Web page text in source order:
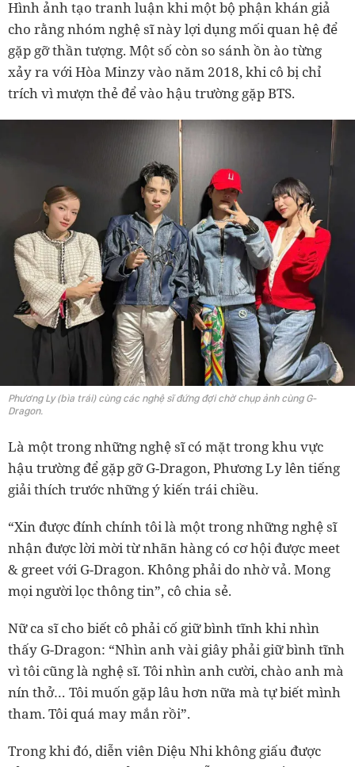
Hình ảnh tạo tranh luận khi một bộ phận khán giả
cho rằng nhóm nghệ sĩ này lợi dụng mối quan hệ để
gặp gỡ thần tượng. Một số còn so sánh ồn ào từng
xảy ra với Hòa Minzy vào năm 2018, khi cô bị chỉ
trích vì mượn thẻ để vào hậu trường gặp BTS.
Phương Ly (bìa trái) cùng các nghệ sĩ đứng đợi chờ chụp ảnh cùng G-
Dragon.
Là một trong những nghệ sĩ có mặt trong khu vực
hậu trường để gặp gỡ G-Dragon, Phương Ly lên tiếng
giải thích trước những ý kiến trái chiều.
“Xin được đính chính tôi là một trong những nghệ sĩ
nhận được lời mời từ nhãn hàng có cơ hội được meet
& greet với G-Dragon. Không phải do nhờ vả. Mong
mọi người lọc thông tin”, cô chia sẻ.
Nữ ca sĩ cho biết cô phải cố giữ bình tĩnh khi nhìn
thấy G-Dragon: “Nhìn anh vài giây phải giữ bình tĩnh
vì tôi cũng là nghệ sĩ. Tôi nhìn anh cười, chào anh mà
nín thở… Tôi muốn gặp lâu hơn nữa mà tự biết mình
tham. Tôi quá may mắn rồi”.
Trong khi đó, diễn viên Diệu Nhi không giấu được